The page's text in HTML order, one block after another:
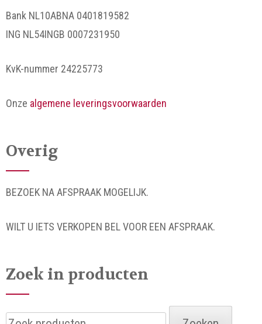
Bank NL10ABNA 0401819582
ING NL54INGB 0007231950
KvK-nummer 24225773
Onze algemene leveringsvoorwaarden
Overig
BEZOEK NA AFSPRAAK MOGELIJK.
WILT U IETS VERKOPEN BEL VOOR EEN AFSPRAAK.
Zoek in producten
Zoeken